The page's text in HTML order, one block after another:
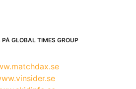
PÅ GLOBAL TIMES GROUP